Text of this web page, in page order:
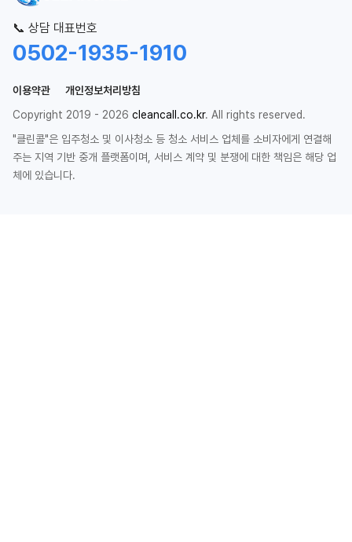
📞 상담 대표번호
0502-1935-1910
이용약관
개인정보처리방침
Copyright 2019 - 2026 cleancall.co.kr. All rights reserved.
"클린콜"은 입주청소 및 이사청소 등 청소 서비스 업체를 소비자에게 연결해
주는 지역 기반 중개 플랫폼이며, 서비스 계약 및 분쟁에 대한 책임은 해당 업
체에 있습니다.